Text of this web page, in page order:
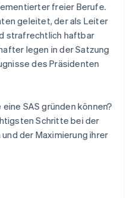
freier Berufe.
geleitet, der als Leiter
strafrechtlich haftbar
legen in der Satzung
des Präsidenten
SAS gründen können?
Schritte bei der
der Maximierung ihrer